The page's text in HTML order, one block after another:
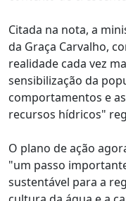
Citada na nota, a
da Graça Carvalho,
realidade cada vez
sensibilização da
comportamentos e
recursos hídricos"
O plano de ação
"um passo
sustentável para a